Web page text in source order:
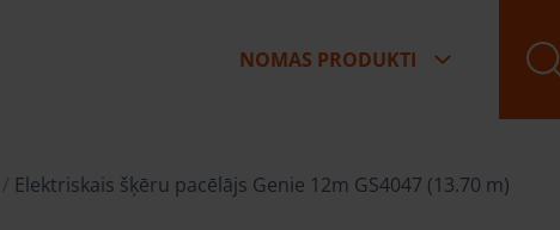
NOMAS PRODUKTI
Elektriskais šķēru pacēlājs Genie 12m GS4047 (13.70 m)